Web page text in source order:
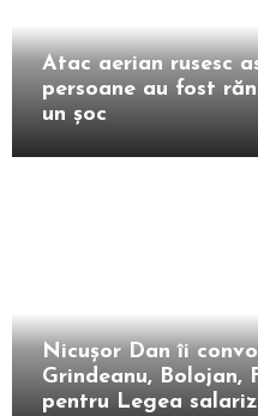
Atac aerian rusesc
persoane au fost
un șoc
Nicușor Dan îi
Grindeanu, Bolojan,
pentru Legea